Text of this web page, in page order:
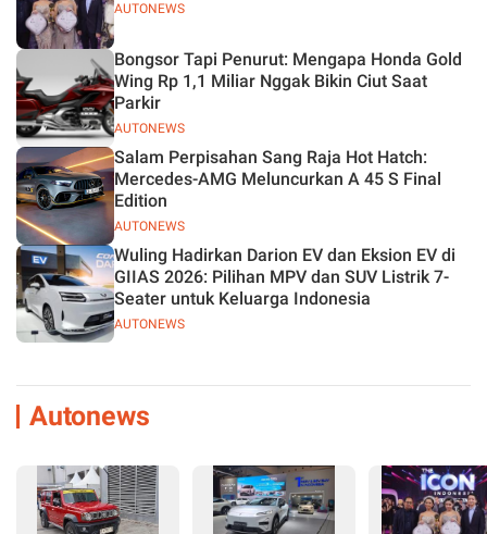
AUTONEWS
AUTONEWS
Bongsor Tapi Penurut: Mengapa Honda Gold
Wing Rp 1,1 Miliar Nggak Bikin Ciut Saat
Parkir
AUTONEWS
Salam Perpisahan Sang Raja Hot Hatch:
Mercedes-AMG Meluncurkan A 45 S Final
Edition
AUTONEWS
Wuling Hadirkan Darion EV dan Eksion EV di
GIIAS 2026: Pilihan MPV dan SUV Listrik 7-
Seater untuk Keluarga Indonesia
Autonews